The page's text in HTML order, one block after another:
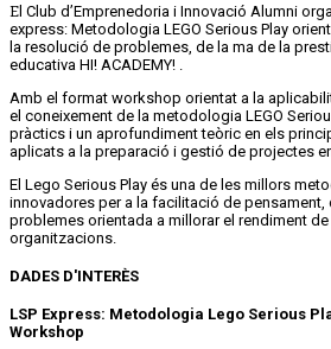
El Club d’Emprenedoria i Innovació Alumni organitza el workshop LSP
express: Metodologia LEGO Serious Play
la resolució de problemes, de la ma de la
educativa HI! ACADEMY! .
Amb el format workshop orientat a la
el coneixement de la metodologia LEGO
pràctics i un aprofundiment teòric en els
aplicats a la preparació i gestió de projectes
El Lego Serious Play és una de les millors
innovadores per a la facilitació de
problemes orientada a millorar el rendiment
organitzacions.
DADES D'INTERÈS
LSP Express: Metodologia Lego Serious
Workshop